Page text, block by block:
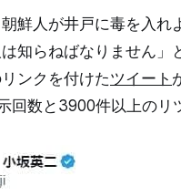
朝鮮人が井戸に毒を入
知らねばなりません」
ンクを付けたツイート
回数と3900件以上のリ